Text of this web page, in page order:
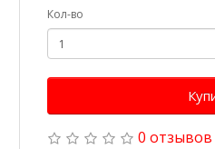
Кол-во
0 отзывов